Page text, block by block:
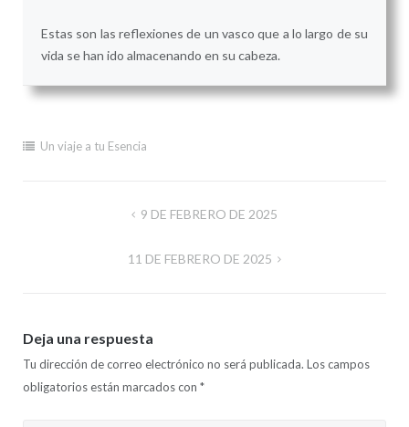
Estas son las reflexiones de un vasco que a lo largo de su
vida se han ido almacenando en su cabeza.
Un viaje a tu Esencia
9 DE FEBRERO DE 2025
11 DE FEBRERO DE 2025
Deja una respuesta
Tu dirección de correo electrónico no será publicada. Los campos
obligatorios están marcados con *